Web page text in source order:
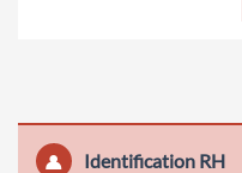
Identification RH